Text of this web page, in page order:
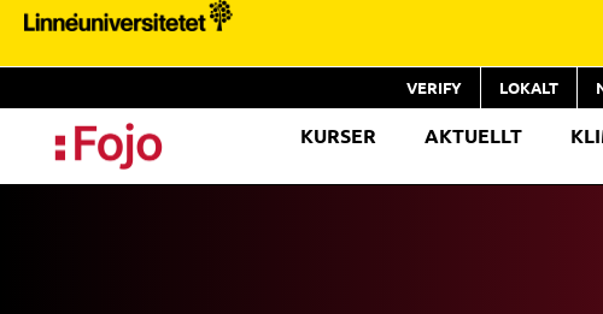
VERIFY LOKALT
KURSER AKTUELLT